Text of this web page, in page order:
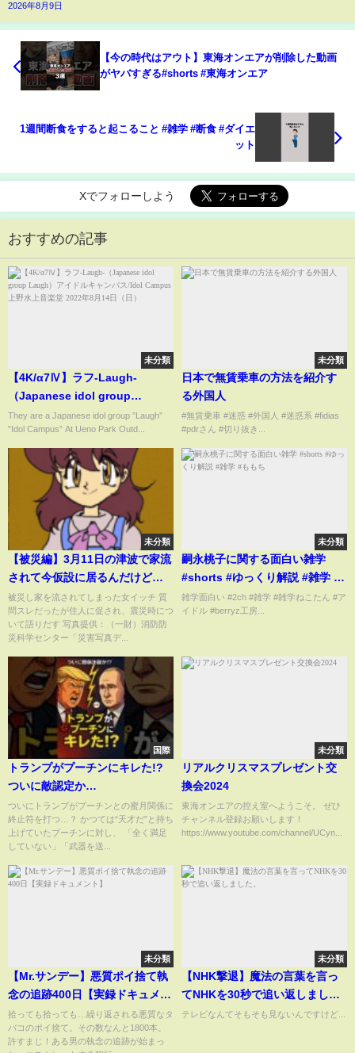
2026年8月9日
【今の時代はアウト】東海オンエアが削除した動画
がヤバすぎる#shorts #東海オンエア
1週間断食をすると起こること #雑学 #断食 #ダイエ
ット
Xでフォローしよう
おすすめの記事
未分類
【4K/α7Ⅳ】ラフ-Laugh-
（Japanese idol group
Laugh）アイドルキャンパ
ス/Idol Campus 上野水上音楽堂
2022年8月14日（日）
They are a Japanese idol group ”Laugh”
”Idol Campus” At Ueno Park Outd...
未分類
日本で無賃乗車の方法を紹介す
る外国人
#無賃乗車 #迷惑 #外国人 #迷惑系 #fidias
#pdrさん #切り抜き...
未分類
【被災編】3月11日の津波で家流
されて今仮設に居るんだけど何
か質問ある？【東日本大震災】
【2ch感動スレ】
被災し家を流されてしまった女イッチ 質
問スレだったが住人に促され、震災時につ
いて語りだす 写真提供：（一財）消防防
災科学センター「災害写真デ...
未分類
嗣永桃子に関する面白い雑学
#shorts #ゆっくり解説 #雑学 #
ももち
雑学面白い #2ch #雑学 #雑学ねこたん #ア
イドル #berryz工房...
国際
トランプがプーチンにキレた!?
ついに敵認定か…
ついにトランプがプーチンとの蜜月関係に
終止符を打つ…？ かつては“天才だ”と持ち
上げていたプーチンに対し、 「全く満足
していない」「武器を送...
未分類
リアルクリスマスプレゼント交
換会2024
東海オンエアの控え室へようこそ。 ぜひ
チャンネル登録お願いします！
https://www.youtube.com/channel/UCyn...
未分類
【Mr.サンデー】悪質ポイ捨て執
念の追跡400日【実録ドキュメン
ト】
拾っても拾っても…繰り返される悪質なタ
バコのポイ捨て。その数なんと1800本。
許すまじ！ある男の執念の追跡が始まっ
未分類
【NHK撃退】魔法の言葉を言っ
てNHKを30秒で追い返しまし
た。
テレビなんてそもそも見ないんですけど...